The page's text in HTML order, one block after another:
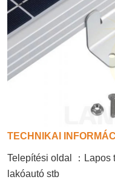
TECHNIKAI
Telepítési oldal ： Lapos
lakóautó stb